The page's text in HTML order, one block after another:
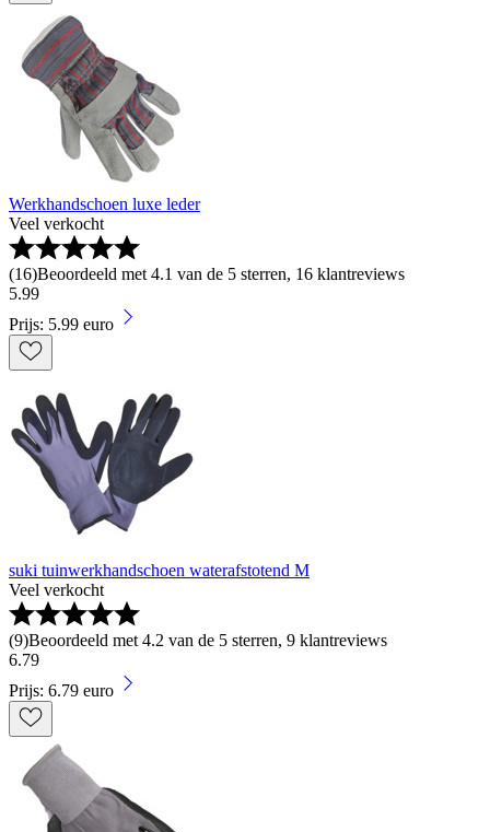
Werkhandschoen luxe leder
Veel verkocht
(16)Beoordeeld met 4.1 van de 5 sterren, 16 klantreviews
5.99
Prijs: 5.99 euro
suki tuinwerkhandschoen waterafstotend M
Veel verkocht
(9)Beoordeeld met 4.2 van de 5 sterren, 9 klantreviews
6.79
Prijs: 6.79 euro